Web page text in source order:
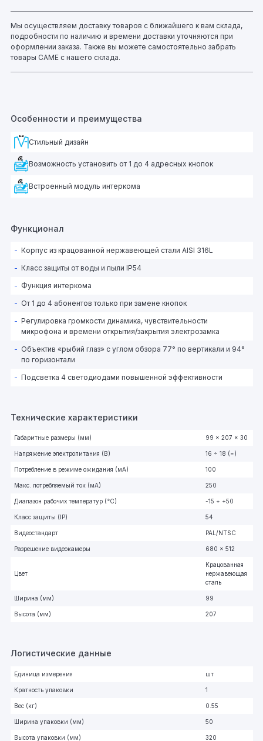
Мы осуществляем доставку товаров с ближайшего к вам склада,
подробности по наличию и времени доставки уточняются при
оформлении заказа. Также вы можете самостоятельно забрать
товары CAME с нашего склада.
Особенности и преимущества
Стильный дизайн
Возможность установить от 1 до 4 адресных кнопок
Встроенный модуль интеркома
Функционал
Корпус из крацованной нержавеющей стали AISI 316L
Класс защиты от воды и пыли IP54
Функция интеркома
От 1 до 4 абонентов только при замене кнопок
Регулировка громкости динамика, чувствительности
микрофона и времени открытия/закрытия электрозамка
Объектив «рыбий глаз» с углом обзора 77° по вертикали и 94°
по горизонтали
Подсветка 4 светодиодами повышенной эффективности
Технические характеристики
Габаритные размеры (мм) 99 x 207 x 30
Напряжение электропитания (В) 16 ÷ 18 (=)
Потребление в режиме ожидания (мА) 100
Макс. потребляемый ток (мА) 250
Диапазон рабочих температур (°C) -15 ÷ +50
Класс защиты (IP) 54
Видеостандарт PAL/NTSC
Разрешение видеокамеры 680 x 512
Цвет
Крацованная
нержавеющая
сталь
Ширина (мм) 99
Высота (мм) 207
Логистические данные
Единица измерения шт
Кратность упаковки 1
Вес (кг) 0.55
Ширина упаковки (мм) 50
Высота упаковки (мм) 320